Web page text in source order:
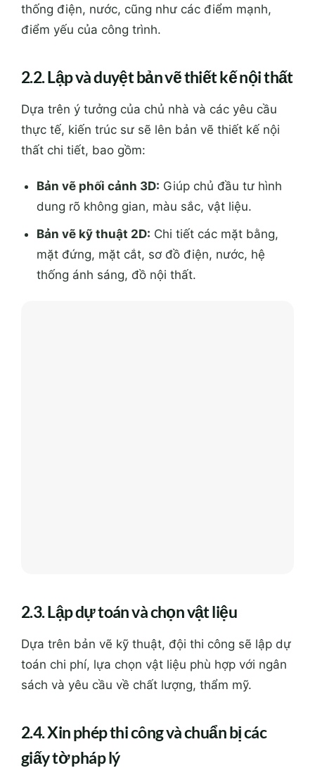
thống điện, nước, cũng như các điểm mạnh,
điểm yếu của công trình.
2.2. Lập và duyệt bản vẽ thiết kế nội thất
Dựa trên ý tưởng của chủ nhà và các yêu cầu
thực tế, kiến trúc sư sẽ lên bản vẽ thiết kế nội
thất chi tiết, bao gồm:
Bản vẽ phối cảnh 3D: Giúp chủ đầu tư hình
dung rõ không gian, màu sắc, vật liệu.
Bản vẽ kỹ thuật 2D: Chi tiết các mặt bằng,
mặt đứng, mặt cắt, sơ đồ điện, nước, hệ
thống ánh sáng, đồ nội thất.
2.4. Xin phép thi công và chuẩn bị các
giấy tờ pháp lý
luật xây dựng. Các giấy tờ liên quan cần chuẩn
bị đầy đủ để tránh các rắc rối về pháp lý sau